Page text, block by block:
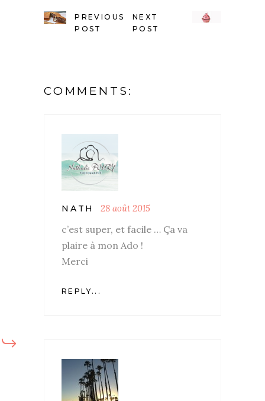
PREVIOUS
POST
NEXT
POST
COMMENTS:
NATH 28 août 2015
c’est super, et facile … Ça va
plaire à mon Ado !
Merci
REPLY...